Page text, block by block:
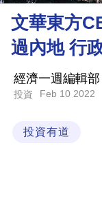
理
財
商
業
科
文華東方
過內地 行
經濟一週編輯部
投資 Feb 10 2022
投資有道